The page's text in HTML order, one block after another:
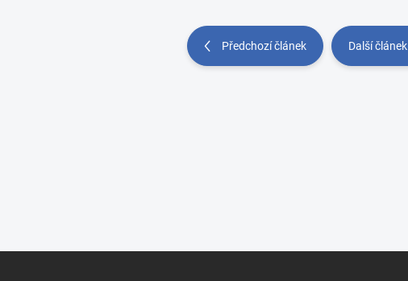
Předchozí článek Další článek